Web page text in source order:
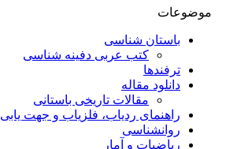
موضوعات
باستان شناسی
کتب عربی دفینه شناسی
ترفندها
دانلود مقاله
مقالات تاریخی باستانی
راهنمای ردیاب، فلزیاب و جهت یابی
روانشناسی
ریاضیات و آمار